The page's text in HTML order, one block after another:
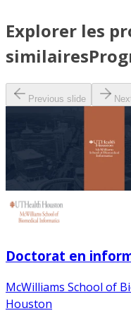
Explorer les
similaires
Previous slide
Doctorat en
McWilliams School of
Houston